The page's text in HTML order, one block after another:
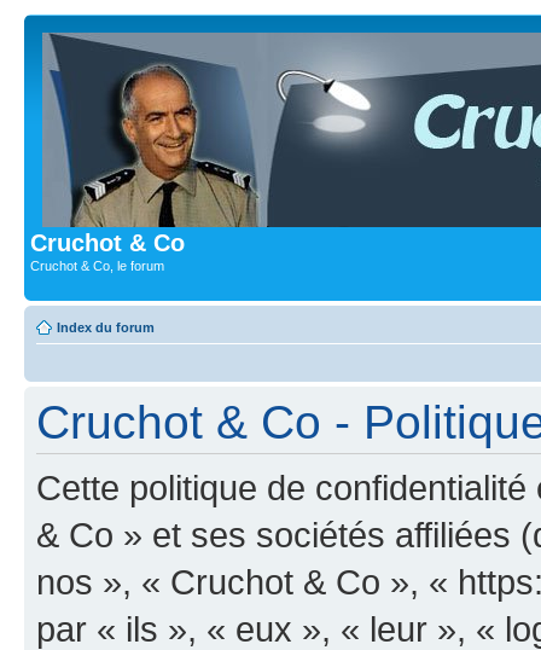
Cruchot & Co
Cruchot & Co, le forum
Index du forum
Cruchot & Co -
Cette politique de
& Co » et ses sociétés affiliées
nos », « Cruchot & Co », «
par « ils », « eux », « leur », «